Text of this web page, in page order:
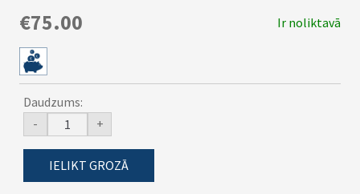
€75.00 Ir noliktavā
Daudzums:
-
+
IELIKT GROZĀ